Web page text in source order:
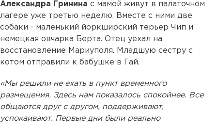
Александра Гринина с мамой живут в палаточном
лагере уже третью неделю. Вместе с ними две
собаки - маленький йоркширский терьер Чип и
немецкая овчарка Берта. Отец уехал на
восстановление Мариуполя. Младшую сестру с
котом отправили к бабушке в Гай.
«Мы решили не ехать в пункт временного
размещения. Здесь нам показалось спокойнее. Все
общаются друг с другом, поддерживают,
успокаивают. Первые дни были реально